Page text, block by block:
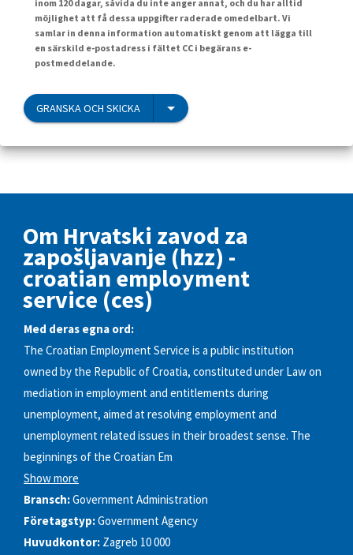
inom 120 dagar, såvida du inte anger annat, och du har alltid
möjlighet att få dessa uppgifter raderade omedelbart. Vi
samlar in denna information automatiskt genom att lägga till
en särskild e-postadress i fältet CC i begärans e-
postmeddelande.
GRANSKA OCH SKICKA
Om Hrvatski zavod za
zapošljavanje (hzz) -
croatian employment
service (ces)
Med deras egna ord:
The Croatian Employment Service is a public institution
owned by the Republic of Croatia, constituted under Law on
mediation in employment and entitlements during
unemployment, aimed at resolving employment and
unemployment related issues in their broadest sense. The
beginnings of the Croatian Em
Show more
Bransch:Government Administration
Företagstyp:Government Agency
Huvudkontor: Zagreb 10 000